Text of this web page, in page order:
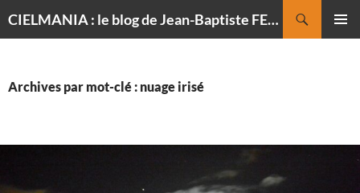
CIELMANIA : le blog de Jean-Baptiste FELDMANN, photographe du ciel
Archives par mot-clé : nuage irisé